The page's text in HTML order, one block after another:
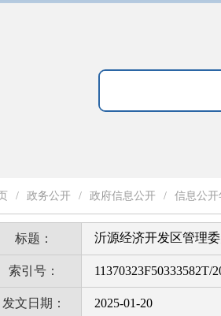
/ 政务公开 / 政府信息公开 / 信息公
标题： 沂源经济开发区管理
索引号： 11370323F50333582T/
发文日期： 2025-01-20